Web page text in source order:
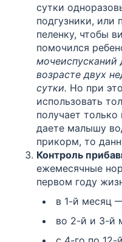
сутки
подгузники, или
пеленку, чтобы
помочился
возрасте двух
сутки. Но при
использовать
получает
даете малышу
прикорм, то
Контроль
ежемесячные
первом году
в 1-й месяц
во 2-й и 3-й